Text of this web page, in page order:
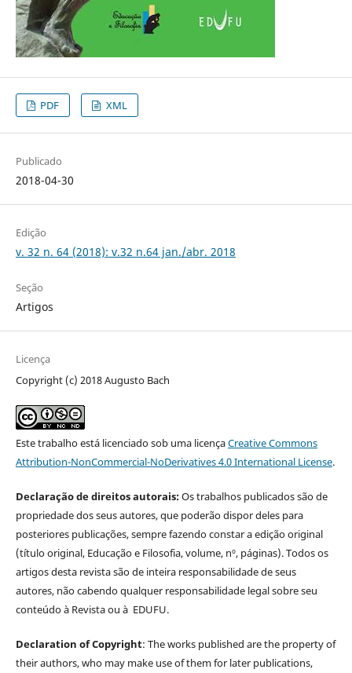
PDF XML
Publicado
2018-04-30
Edição
v. 32 n. 64 (2018): v.32 n.64 jan./abr. 2018
Seção
Artigos
Licença
Copyright (c) 2018 Augusto Bach
Este trabalho está licenciado sob uma licençaCreative Commons
Attribution-NonCommercial-NoDerivatives 4.0 International License.
Declaração de direitos autorais:Os trabalhos publicados são de
propriedade dos seus autores, que poderão dispor deles para
posteriores publicações, sempre fazendo constar a edição original
(título original, Educação e Filosofia, volume, nº, páginas). Todos os
artigos desta revista são de inteira responsabilidade de seus
autores, não cabendo qualquer responsabilidade legal sobre seu
conteúdo à Revista ou à EDUFU.
Declaration of Copyright: The works published are the property of
their authors, who may make use of them for later publications,